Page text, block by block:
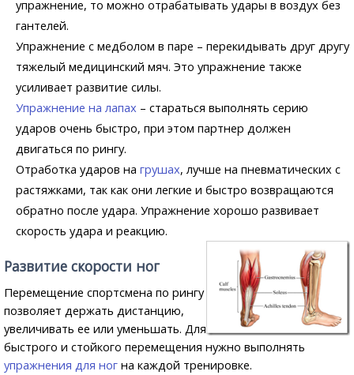
упражнение, то можно отрабатывать удары в воздух без
гантелей.
Упражнение с медболом в паре – перекидывать друг другу
тяжелый медицинский мяч. Это упражнение также
усиливает развитие силы.
Упражнение на лапах – стараться выполнять серию
ударов очень быстро, при этом партнер должен
двигаться по рингу.
Отработка ударов на грушах, лучше на пневматических с
растяжками, так как они легкие и быстро возвращаются
обратно после удара. Упражнение хорошо развивает
скорость удара и реакцию.
Развитие скорости ног
Перемещение спортсмена по рингу
позволяет держать дистанцию,
увеличивать ее или уменьшать. Для
быстрого и стойкого перемещения нужно выполнять
упражнения для ног на каждой тренировке.